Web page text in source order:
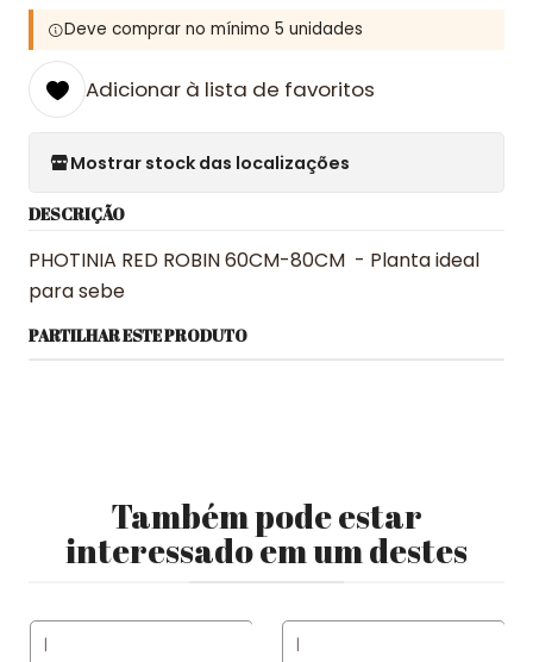
Deve comprar no mínimo 5 unidades
Adicionar à lista de favoritos
Mostrar stock das localizações
DESCRIÇÃO
PHOTINIA RED ROBIN 60CM-80CM - Planta ideal
para sebe
PARTILHAR ESTE PRODUTO
Também pode estar
interessado em um destes
| |